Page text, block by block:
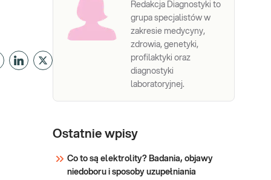
Redakcja Diagnostyki to
grupa specjalistów w
zakresie medycyny,
zdrowia, genetyki,
profilaktyki oraz
diagnostyki
laboratoryjnej.
Ostatnie wpisy
Co to są elektrolity? Badania, objawy
niedoboru i sposoby uzupełniania